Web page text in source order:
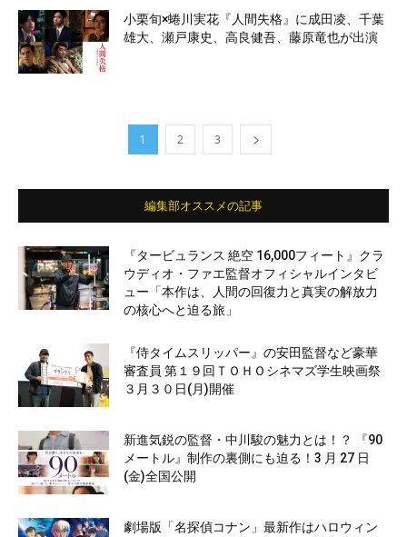
小栗旬×蜷川実花『人間失格』に成田凌、千葉
雄大、瀬戸康史、高良健吾、藤原竜也が出演
1 2 3
編集部オススメの記事
『タービュランス 絶空 16,000フィート』クラ
ウディオ・ファエ監督オフィシャルインタビ
ュー「本作は、人間の回復力と真実の解放力
の核心へと迫る旅」
『侍タイムスリッパー』の安田監督など豪華
審査員 第１９回ＴＯＨＯシネマズ学生映画祭
３月３０日(月)開催
新進気鋭の監督・中川駿の魅力とは！？ 『90
メートル』制作の裏側にも迫る！3 月 27 日
(金)全国公開
劇場版「名探偵コナン」最新作はハロウィン